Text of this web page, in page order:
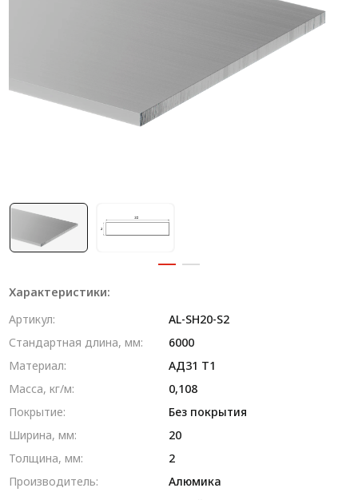
Алюминиевые промышленные ограждения
Алюминиевая промышленная мебель
Крейты и кассеты Subrack systems
Лист алюминиевый
Метрический крепеж
Конструкции из профиля
Услуги дополнительной обработки профиля
Характеристики:
Артикул:
AL-SH20-S2
Стандартная длина, мм:
6000
Материал:
AД31 T1
Масса, кг/м:
0,108
Покрытие:
Без покрытия
Ширина, мм:
20
Толщина, мм:
2
Производитель:
Алюмика